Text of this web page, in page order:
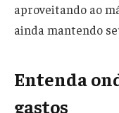
aproveitando ao
ainda mantendo
Entenda
gastos